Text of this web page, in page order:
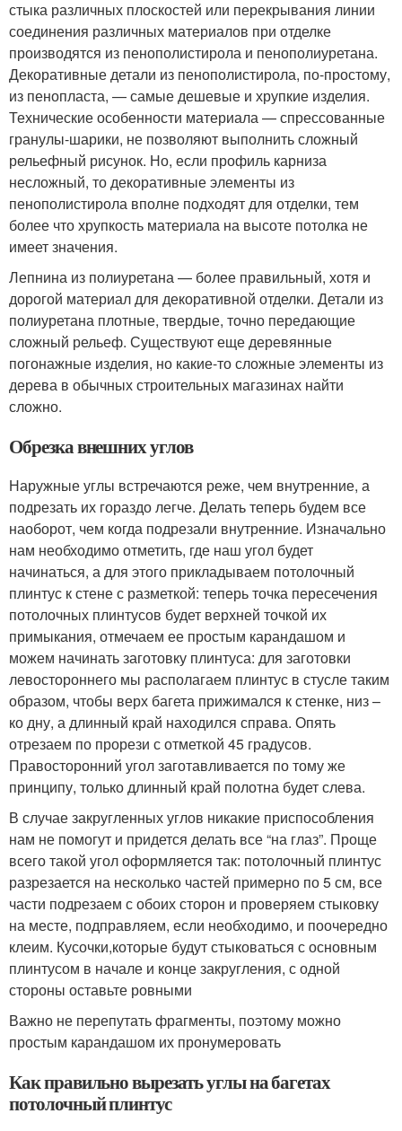
стыка различных плоскостей или перекрывания линии
соединения различных материалов при отделке
производятся из пенополистирола и пенополиуретана.
Декоративные детали из пенополистирола, по-простому,
из пенопласта, — самые дешевые и хрупкие изделия.
Технические особенности материала — спрессованные
гранулы-шарики, не позволяют выполнить сложный
рельефный рисунок. Но, если профиль карниза
несложный, то декоративные элементы из
пенополистирола вполне подходят для отделки, тем
более что хрупкость материала на высоте потолка не
имеет значения.
Лепнина из полиуретана — более правильный, хотя и
дорогой материал для декоративной отделки. Детали из
полиуретана плотные, твердые, точно передающие
сложный рельеф. Существуют еще деревянные
погонажные изделия, но какие-то сложные элементы из
дерева в обычных строительных магазинах найти
сложно.
Обрезка внешних углов
Наружные углы встречаются реже, чем внутренние, а
подрезать их гораздо легче. Делать теперь будем все
наоборот, чем когда подрезали внутренние. Изначально
нам необходимо отметить, где наш угол будет
начинаться, а для этого прикладываем потолочный
плинтус к стене с разметкой: теперь точка пересечения
потолочных плинтусов будет верхней точкой их
примыкания, отмечаем ее простым карандашом и
можем начинать заготовку плинтуса: для заготовки
левостороннего мы располагаем плинтус в стусле таким
образом, чтобы верх багета прижимался к стенке, низ –
ко дну, а длинный край находился справа. Опять
отрезаем по прорези с отметкой 45 градусов.
Правосторонний угол заготавливается по тому же
принципу, только длинный край полотна будет слева.
В случае закругленных углов никакие приспособления
нам не помогут и придется делать все “на глаз”. Проще
всего такой угол оформляется так: потолочный плинтус
разрезается на несколько частей примерно по 5 см, все
части подрезаем с обоих сторон и проверяем стыковку
на месте, подправляем, если необходимо, и поочередно
клеим. Кусочки,которые будут стыковаться с основным
плинтусом в начале и конце закругления, с одной
стороны оставьте ровными
Важно не перепутать фрагменты, поэтому можно
простым карандашом их пронумеровать
Как правильно вырезать углы на багетах
потолочный плинтус